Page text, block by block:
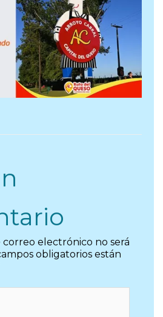
electrónico no será
obligatorios están